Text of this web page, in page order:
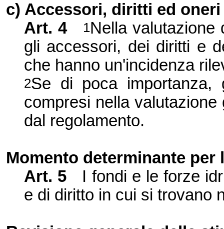
c) Accessori, diritti ed oneri
Art. 4
1Nella valutazione
gli accessori, dei diritti e
che hanno un'incidenza
2Se di poca
compresi nella
dal regolamento.
Momento determinante per
Art. 5
I fondi e le forze
e di diritto in cui si trovano